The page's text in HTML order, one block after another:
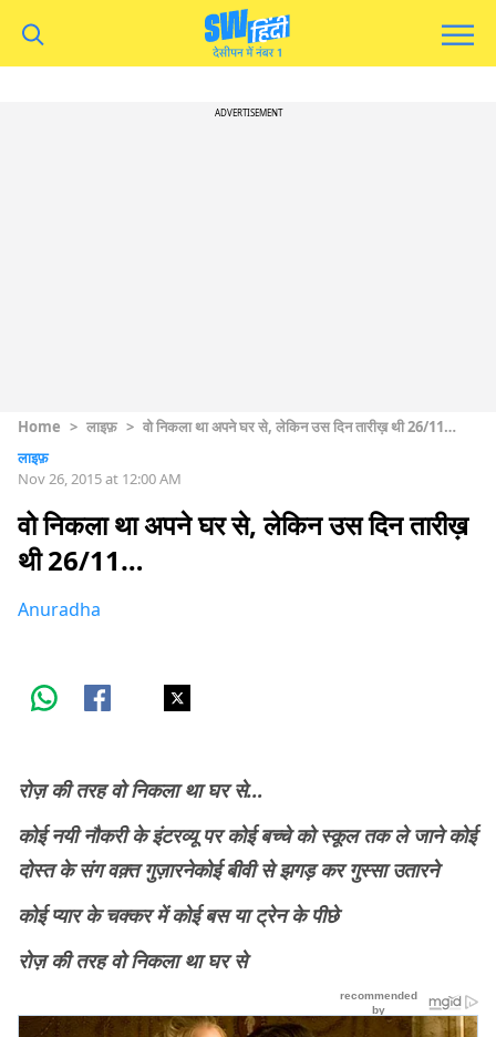
ADVERTISEMENT
Home > लाइफ़ > वो निकला था अपने घर से, लेकिन उस दिन तारीख़ थी 26/11…
लाइफ़
Nov 26, 2015 at 12:00 AM
वो निकला था अपने घर से, लेकिन उस दिन तारीख़
थी 26/11…
Anuradha
रोज़ की तरह वो निकला था घर से…
कोई नयी नौकरी के इंटरव्यू परकोई बच्चे को स्कूल तक ले जानेकोई
दोस्त के संग वक़्त गुज़ारनेकोई बीवी से झगड़ कर गुस्सा उतारने
कोई प्यार के चक्कर मेंकोई बस या ट्रेन के पीछे
रोज़ की तरह वो निकला था घर से